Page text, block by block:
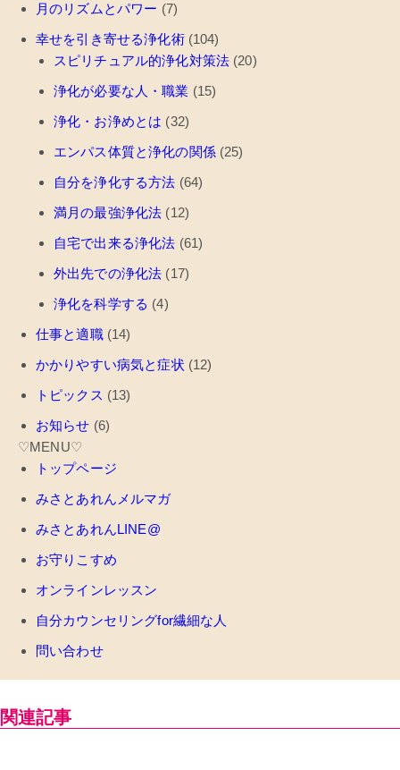
月のリズムとパワー (7)
幸せを引き寄せる浄化術(104)
スピリチュアル的浄化対策法(20)
浄化が必要な人・職業 (15)
浄化・お浄めとは (32)
エンパス体質と浄化の関係(25)
自分を浄化する方法 (64)
満月の最強浄化法 (12)
自宅で出来る浄化法 (61)
外出先での浄化法 (17)
浄化を科学する (4)
仕事と適職(14)
かかりやすい病気と症状 (12)
トピックス (13)
お知らせ (6)
♡MENU♡
トップページ
みさとあれんメルマガ
みさとあれんLINE@
お守りこすめ
オンラインレッスン
自分カウンセリングfor繊細な人
問い合わせ
関連記事